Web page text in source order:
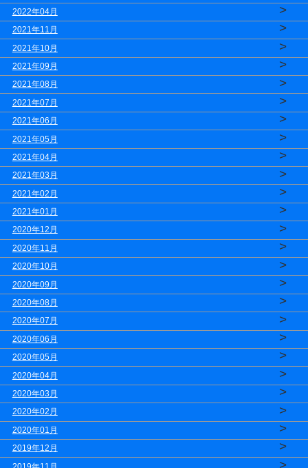
2022年04月 >
2021年11月 >
2021年10月 >
2021年09月 >
2021年08月 >
2021年07月 >
2021年06月 >
2021年05月 >
2021年04月 >
2021年03月 >
2021年02月 >
2021年01月 >
2020年12月 >
2020年11月 >
2020年10月 >
2020年09月 >
2020年08月 >
2020年07月 >
2020年06月 >
2020年05月 >
2020年04月 >
2020年03月 >
2020年02月 >
2020年01月 >
2019年12月 >
>